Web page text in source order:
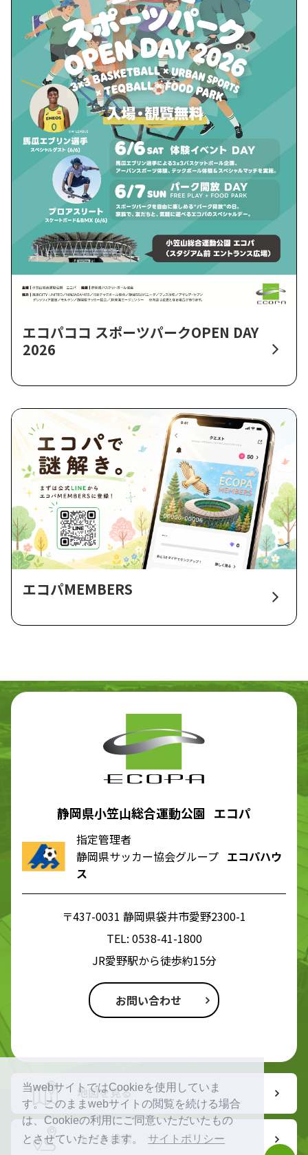
当webサイトではCookieを使用していま
す。このままwebサイトの閲覧を続ける場合
は、Cookieの利用にご同意いただいたもの
とさせていただきます。
サイトポリシー
エコパココ スポーツパークOPEN DAY
2026
エコパMEMBERS
静岡県小笠山総合運動公園 エコパ
指定管理者
静岡県サッカー協会グループ エコパハウ
ス
〒437-0031 静岡県袋井市愛野2300-1
TEL: 0538-41-1800
JR愛野駅から徒歩約15分
お問い合わせ
地図を見る
ルート検索